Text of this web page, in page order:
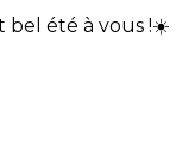
bel été à vous !☀️